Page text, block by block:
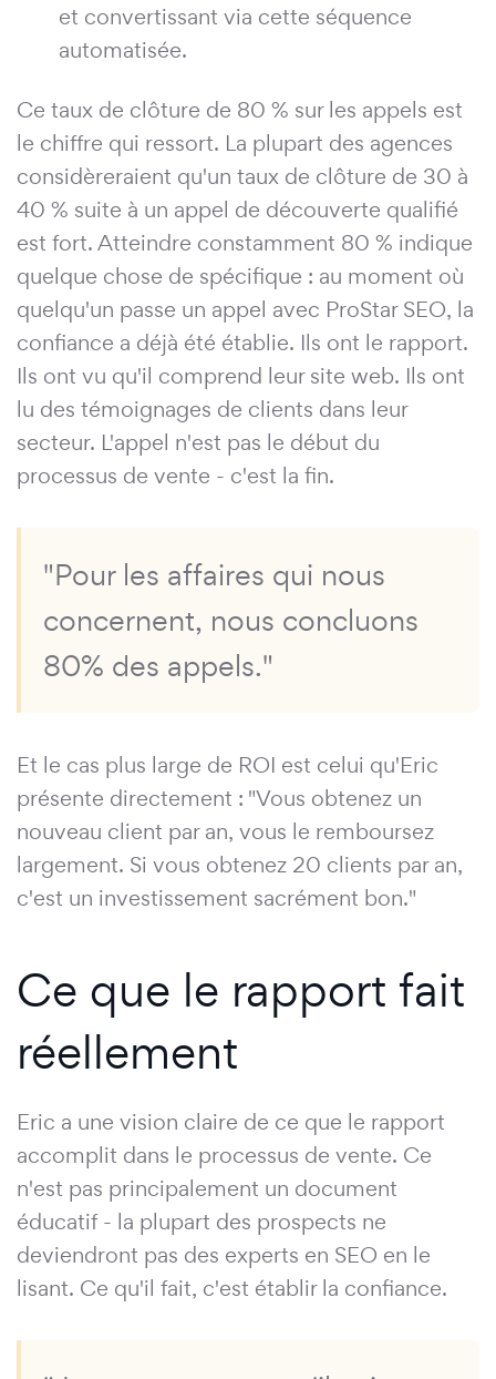
et convertissant via cette séquence
automatisée.
Ce taux de clôture de 80 % sur les appels est
le chiffre qui ressort. La plupart des agences
considèreraient qu'un taux de clôture de 30 à
40 % suite à un appel de découverte qualifié
est fort. Atteindre constamment 80 % indique
quelque chose de spécifique : au moment où
quelqu'un passe un appel avec ProStar SEO, la
confiance a déjà été établie. Ils ont le rapport.
Ils ont vu qu'il comprend leur site web. Ils ont
lu des témoignages de clients dans leur
secteur. L'appel n'est pas le début du
processus de vente - c'est la fin.
"Pour les affaires qui nous
concernent, nous concluons
80% des appels."
Et le cas plus large de ROI est celui qu'Eric
présente directement : "Vous obtenez un
nouveau client par an, vous le remboursez
largement. Si vous obtenez 20 clients par an,
c'est un investissement sacrément bon."
Ce que le rapport fait
réellement
Eric a une vision claire de ce que le rapport
accomplit dans le processus de vente. Ce
n'est pas principalement un document
éducatif - la plupart des prospects ne
deviendront pas des experts en SEO en le
lisant. Ce qu'il fait, c'est établir la confiance.